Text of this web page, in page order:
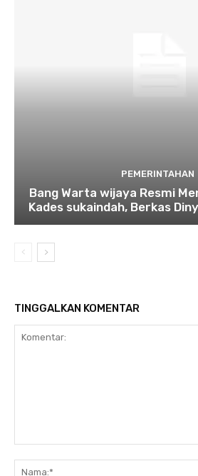
PEMERINTAHAN
Bang Warta wijaya Resmi
Kades sukaindah, Berkas
TINGGALKAN KOMENTAR